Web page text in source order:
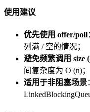
使用建议
优先使用 offer/poll
列满 / 空的情况；
避免频繁调用 size
间复杂度为 O (n)；
适用于非阻塞场景